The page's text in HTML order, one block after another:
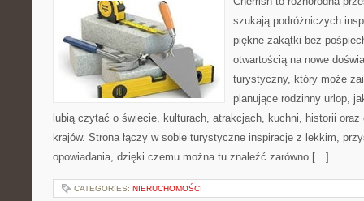
szukają podróżniczych
piękne zakątki bez
otwartością na nowe
turystyczny, który może
planujące rodzinny urlop,
lubią czytać o świecie, kulturach, atrakcjach, kuchni, historii
krajów. Strona łączy w sobie turystyczne inspiracje z lekkim,
opowiadania, dzięki czemu można tu znaleźć zarówno […]
CATEGORIES: NIERUCHOMOŚCI